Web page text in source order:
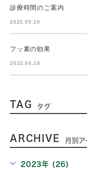
診療時間のご案内
2023.05.10
フッ素の効果
2023.04.18
TAG タグ
ARCHIVE 月別
2023年 (26)